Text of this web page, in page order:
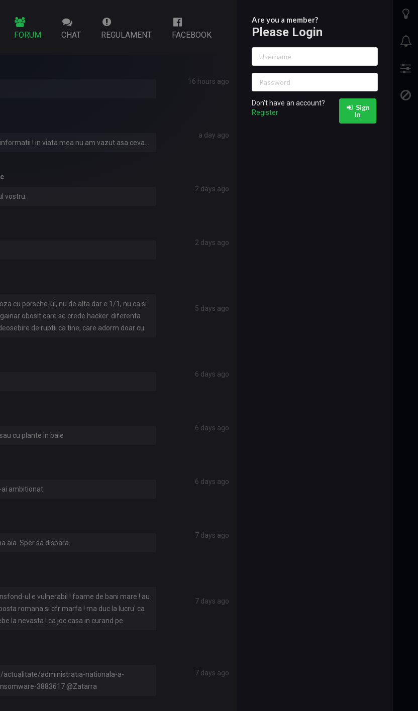
FORUM CHAT REGULAMENT FACEBOOK
16 hours ago
! in viata mea nu am vazut asa ceva...
a day ago
vostru.
2 days ago
2 days ago
cu porsche-ul, nu de alta dar e 1/1, nu ca si
obosit care se crede hacker. diferenta
de ruptii ca tine, care adorm doar cu
cred ca e prea tarziu, chiar daca ai 40+.
5 days ago
6 days ago
cu plante in baie
6 days ago
ambitionat.
6 days ago
aia. Sper sa dispara.
7 days ago
ul e vulnerabil ! foame de bani mare ! au
romana si cfr marfa ! ma duc la lucru' ca
la nevasta ! ca joc casa in curand pe
7 days ago
actualitate/administratia-nationala-a-
3883617 @Zatarra
7 days ago
Are you a member?
Please Login
Don't have an account?
Register
In